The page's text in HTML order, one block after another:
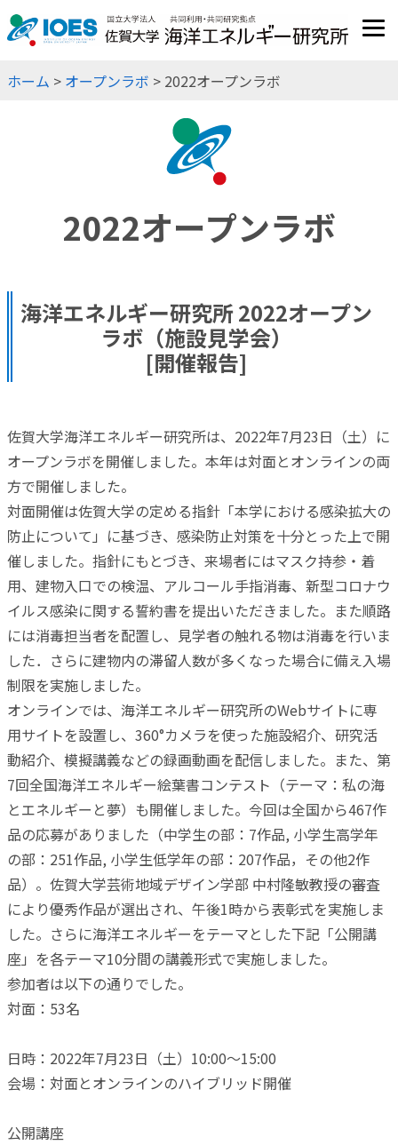
JP
EN
ホーム > オープンラボ > 2022オープンラボ
2022オープンラボ
海洋エネルギー研究所 2022オープン
ラボ（施設見学会）
[開催報告]
佐賀大学海洋エネルギー研究所は、2022年7月23日（土）に
オープンラボを開催しました。本年は対面とオンラインの両
方で開催しました。
対面開催は佐賀大学の定める指針「本学における感染拡大の
防止について」に基づき、感染防止対策を十分とった上で開
催しました。指針にもとづき、来場者にはマスク持参・着
用、建物入口での検温、アルコール手指消毒、新型コロナウ
イルス感染に関する誓約書を提出いただきました。また順路
には消毒担当者を配置し、見学者の触れる物は消毒を行いま
した．さらに建物内の滞留人数が多くなった場合に備え入場
制限を実施しました。
オンラインでは、海洋エネルギー研究所のWebサイトに専
用サイトを設置し、360°カメラを使った施設紹介、研究活
動紹介、模擬講義などの録画動画を配信しました。また、第
7回全国海洋エネルギー絵葉書コンテスト（テーマ：私の海
とエネルギーと夢）も開催しました。今回は全国から467作
品の応募がありました（中学生の部：7作品, 小学生高学年
の部：251作品, 小学生低学年の部：207作品，その他2作
品）。佐賀大学芸術地域デザイン学部 中村隆敏教授の審査
により優秀作品が選出され、午後1時から表彰式を実施しま
した。さらに海洋エネルギーをテーマとした下記「公開講
座」を各テーマ10分間の講義形式で実施しました。
参加者は以下の通りでした。
対面：53名
日時：2022年7月23日（土）10:00～15:00
会場：対面とオンラインのハイブリッド開催
公開講座